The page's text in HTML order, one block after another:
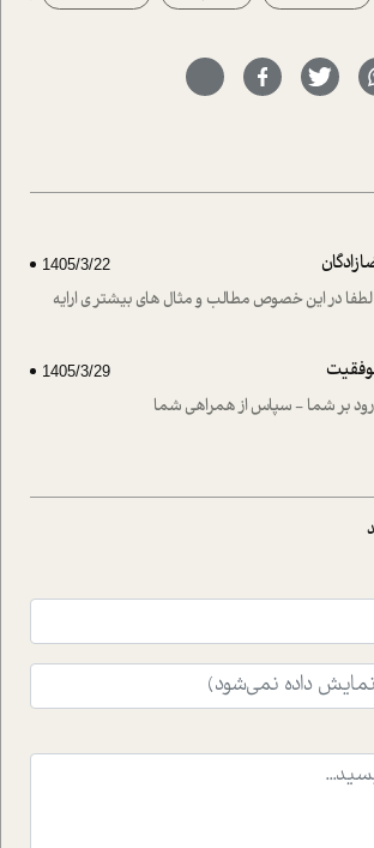
که بیست و پنجمین سال فعالیت حرفه
نیز کرامت عزیز زاده؛ سفیر صلح و دوستی که
در بیش از هفتاد کشور و کاشتن درخت، به نماد
شگفت انگیز جین گودال و تاثیرات کاوش های
با اختلال شخصیت اسکزوئید و مشکلات و نیز
آن قرار می دهد که در اتاق درمان اتفاق افتاده
زیر ذره بین نیز همکاران ما تلاش کرده
استفاده از هوش مصنوعی در حوزه های
مختلف کسب و کار آشنا کنند.
1405/3/22
لطفا در این خصوص مطالب و مثال های بیشتر ی ارایه
1405/3/29
بر شما - سپاس از همراهی شما